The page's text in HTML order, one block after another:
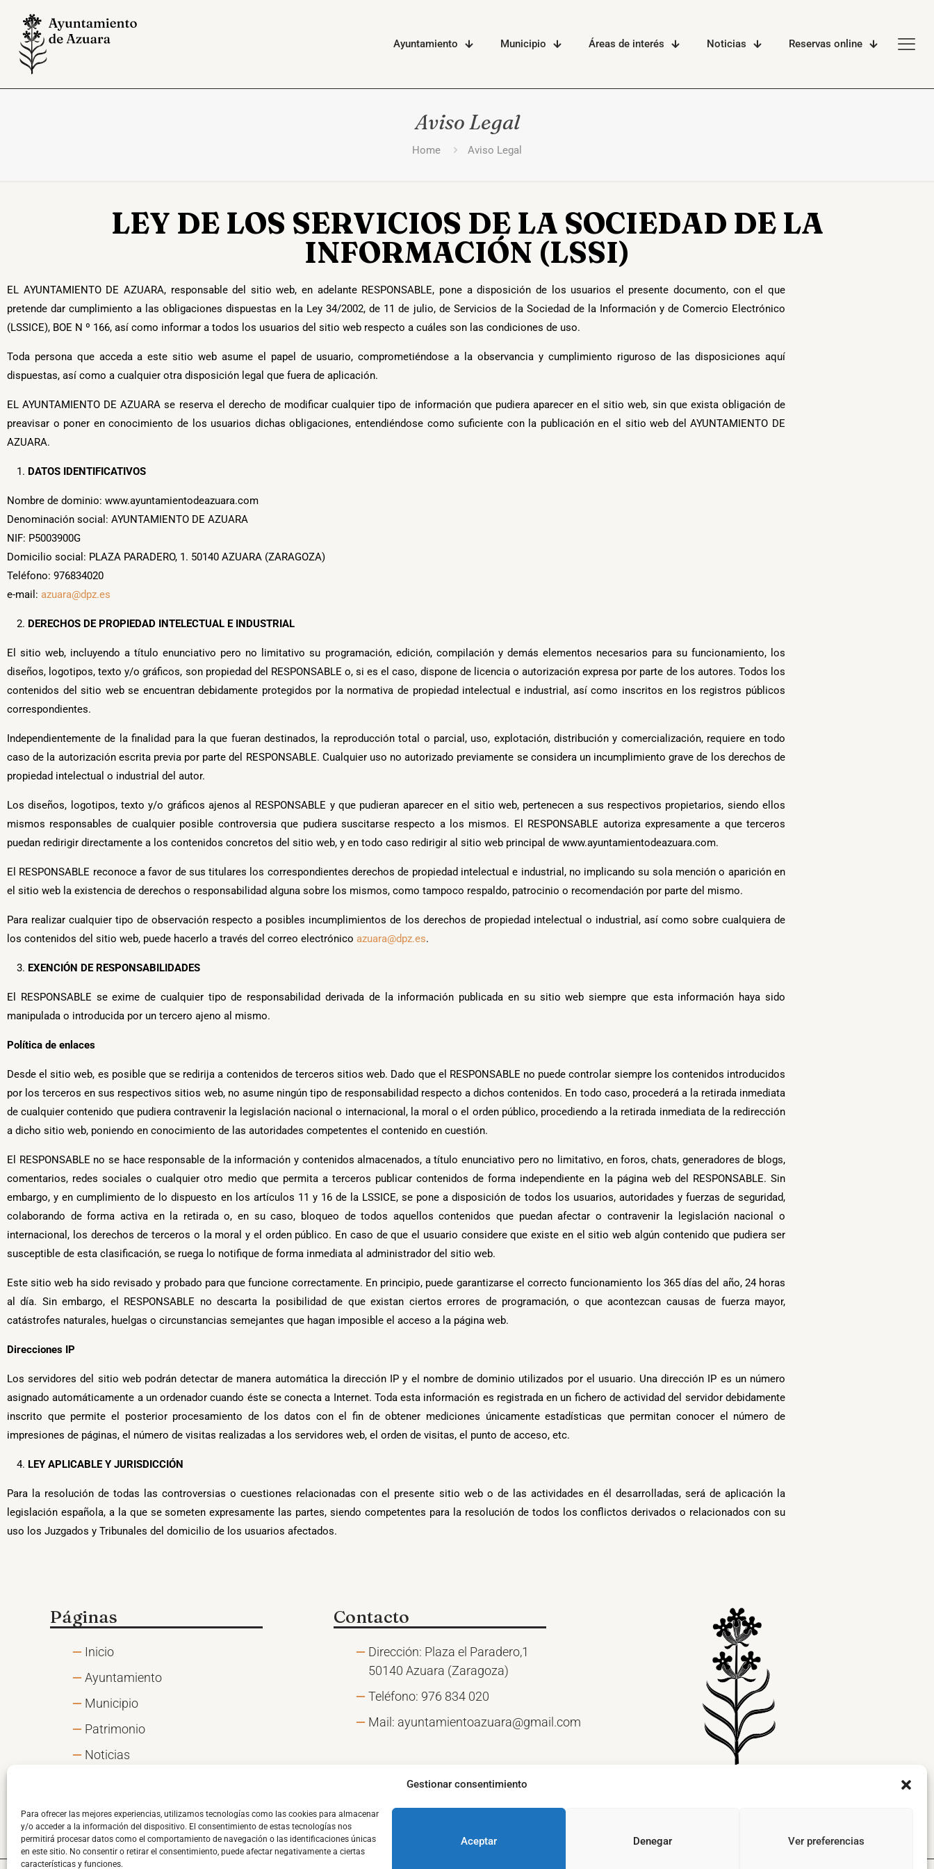
Gestionar consentimiento
Para ofrecer las mejores experiencias, utilizamos tecnologías como las cookies para almacenar
y/o acceder a la información del dispositivo. El consentimiento de estas tecnologías nos
permitirá procesar datos como el comportamiento de navegación o las identificaciones únicas
en este sitio. No consentir o retirar el consentimiento, puede afectar negativamente a ciertas
características y funciones.
Aceptar Denegar Ver preferencias
Ayuntamiento Municipio Áreas de interés Noticias Reservas online
Aviso Legal
Home Aviso Legal
LEY DE LOS SERVICIOS DE LA SOCIEDAD DE LA
INFORMACIÓN (LSSI)
EL AYUNTAMIENTO DE AZUARA, responsable del sitio web, en adelante RESPONSABLE, pone a disposición de los usuarios el presente documento, con el que
pretende dar cumplimiento a las obligaciones dispuestas en la Ley 34/2002, de 11 de julio, de Servicios de la Sociedad de la Información y de Comercio Electrónico
(LSSICE), BOE N º 166, así como informar a todos los usuarios del sitio web respecto a cuáles son las condiciones de uso.
Toda persona que acceda a este sitio web asume el papel de usuario, comprometiéndose a la observancia y cumplimiento riguroso de las disposiciones aquí
dispuestas, así como a cualquier otra disposición legal que fuera de aplicación.
EL AYUNTAMIENTO DE AZUARA se reserva el derecho de modificar cualquier tipo de información que pudiera aparecer en el sitio web, sin que exista obligación de
preavisar o poner en conocimiento de los usuarios dichas obligaciones, entendiéndose como suficiente con la publicación en el sitio web del AYUNTAMIENTO DE
AZUARA.
DATOS IDENTIFICATIVOS
Nombre de dominio: www.ayuntamientodeazuara.com
Denominación social: AYUNTAMIENTO DE AZUARA
NIF: P5003900G
Domicilio social: PLAZA PARADERO, 1. 50140 AZUARA (ZARAGOZA)
Teléfono: 976834020
e-mail: azuara@dpz.es
DERECHOS DE PROPIEDAD INTELECTUAL E INDUSTRIAL
El sitio web, incluyendo a título enunciativo pero no limitativo su programación, edición, compilación y demás elementos necesarios para su funcionamiento, los
diseños, logotipos, texto y/o gráficos, son propiedad del RESPONSABLE o, si es el caso, dispone de licencia o autorización expresa por parte de los autores. Todos los
contenidos del sitio web se encuentran debidamente protegidos por la normativa de propiedad intelectual e industrial, así como inscritos en los registros públicos
correspondientes.
Independientemente de la finalidad para la que fueran destinados, la reproducción total o parcial, uso, explotación, distribución y comercialización, requiere en todo
caso de la autorización escrita previa por parte del RESPONSABLE. Cualquier uso no autorizado previamente se considera un incumplimiento grave de los derechos de
propiedad intelectual o industrial del autor.
Los diseños, logotipos, texto y/o gráficos ajenos al RESPONSABLE y que pudieran aparecer en el sitio web, pertenecen a sus respectivos propietarios, siendo ellos
mismos responsables de cualquier posible controversia que pudiera suscitarse respecto a los mismos. El RESPONSABLE autoriza expresamente a que terceros
puedan redirigir directamente a los contenidos concretos del sitio web, y en todo caso redirigir al sitio web principal de www.ayuntamientodeazuara.com.
El RESPONSABLE reconoce a favor de sus titulares los correspondientes derechos de propiedad intelectual e industrial, no implicando su sola mención o aparición en
el sitio web la existencia de derechos o responsabilidad alguna sobre los mismos, como tampoco respaldo, patrocinio o recomendación por parte del mismo.
Para realizar cualquier tipo de observación respecto a posibles incumplimientos de los derechos de propiedad intelectual o industrial, así como sobre cualquiera de
los contenidos del sitio web, puede hacerlo a través del correo electrónico azuara@dpz.es.
EXENCIÓN DE RESPONSABILIDADES
El RESPONSABLE se exime de cualquier tipo de responsabilidad derivada de la información publicada en su sitio web siempre que esta información haya sido
manipulada o introducida por un tercero ajeno al mismo.
Política de enlaces
Desde el sitio web, es posible que se redirija a contenidos de terceros sitios web. Dado que el RESPONSABLE no puede controlar siempre los contenidos introducidos
por los terceros en sus respectivos sitios web, no asume ningún tipo de responsabilidad respecto a dichos contenidos. En todo caso, procederá a la retirada inmediata
de cualquier contenido que pudiera contravenir la legislación nacional o internacional, la moral o el orden público, procediendo a la retirada inmediata de la redirección
a dicho sitio web, poniendo en conocimiento de las autoridades competentes el contenido en cuestión.
El RESPONSABLE no se hace responsable de la información y contenidos almacenados, a título enunciativo pero no limitativo, en foros, chats, generadores de blogs,
comentarios, redes sociales o cualquier otro medio que permita a terceros publicar contenidos de forma independiente en la página web del RESPONSABLE. Sin
embargo, y en cumplimiento de lo dispuesto en los artículos 11 y 16 de la LSSICE, se pone a disposición de todos los usuarios, autoridades y fuerzas de seguridad,
colaborando de forma activa en la retirada o, en su caso, bloqueo de todos aquellos contenidos que puedan afectar o contravenir la legislación nacional o
internacional, los derechos de terceros o la moral y el orden público. En caso de que el usuario considere que existe en el sitio web algún contenido que pudiera ser
susceptible de esta clasificación, se ruega lo notifique de forma inmediata al administrador del sitio web.
Este sitio web ha sido revisado y probado para que funcione correctamente. En principio, puede garantizarse el correcto funcionamiento los 365 días del año, 24 horas
al día. Sin embargo, el RESPONSABLE no descarta la posibilidad de que existan ciertos errores de programación, o que acontezcan causas de fuerza mayor,
catástrofes naturales, huelgas o circunstancias semejantes que hagan imposible el acceso a la página web.
Direcciones IP
Los servidores del sitio web podrán detectar de manera automática la dirección IP y el nombre de dominio utilizados por el usuario. Una dirección IP es un número
asignado automáticamente a un ordenador cuando éste se conecta a Internet. Toda esta información es registrada en un fichero de actividad del servidor debidamente
inscrito que permite el posterior procesamiento de los datos con el fin de obtener mediciones únicamente estadísticas que permitan conocer el número de
impresiones de páginas, el número de visitas realizadas a los servidores web, el orden de visitas, el punto de acceso, etc.
LEY APLICABLE Y JURISDICCIÓN
Para la resolución de todas las controversias o cuestiones relacionadas con el presente sitio web o de las actividades en él desarrolladas, será de aplicación la
legislación española, a la que se someten expresamente las partes, siendo competentes para la resolución de todos los conflictos derivados o relacionados con su
uso los Juzgados y Tribunales del domicilio de los usuarios afectados.
Páginas
Inicio
Ayuntamiento
Municipio
Patrimonio
Noticias
Contacto
Dirección: Plaza el Paradero,1
50140 Azuara (Zaragoza)
Teléfono: 976 834 020
Mail: ayuntamientoazuara@gmail.com